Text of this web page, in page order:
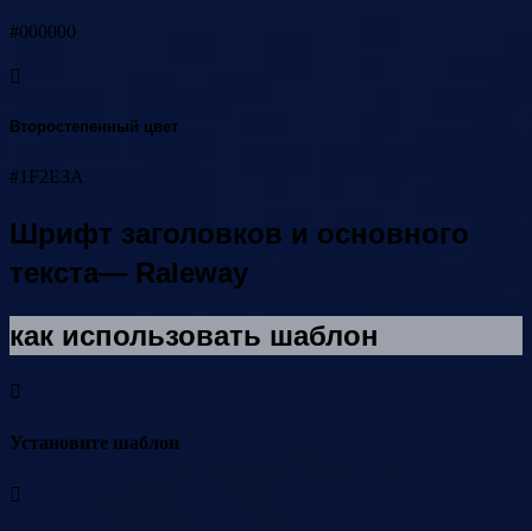
#000000
Второстепенный цвет
#1F2E3A
Шрифт заголовков и основного
текста— Raleway
как использовать шаблон
Установите шаблон